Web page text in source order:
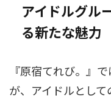
アイドルグル
る新たな魅力
『原宿てれび。』
が、アイドルとし